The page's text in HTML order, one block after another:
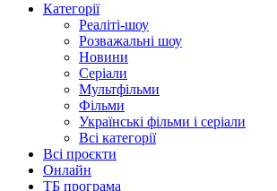
Категорії
Реаліті-шоу
Розважальні шоу
Новини
Серіали
Мультфільми
Фільми
Українські фільми і серіали
Всі категорії
Всі проєкти
Онлайн
ТБ програма